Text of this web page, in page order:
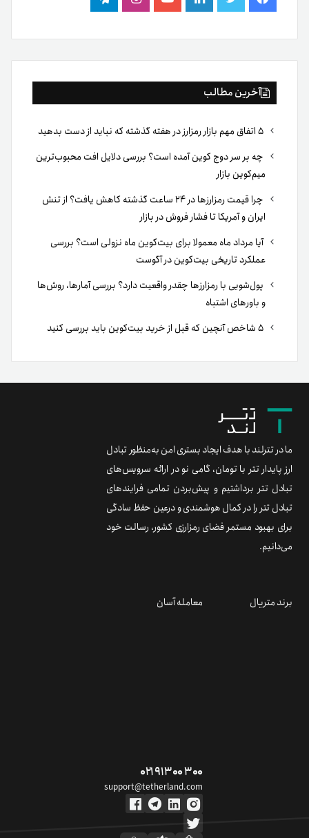
فیس
بوک
توییتر لینکدینیوتیوباینستاگرام
تلگرام
آخرین مطالب
چه بر سر دوج کوین آمده است؟ بررسی دلایل افت محبوب‌ترین
میم‌کوین بازار
چرا قیمت رمزارزها در ۲۴ ساعت گذشته کاهش یافت؟ از تنش
ایران و آمریکا تا فشار فروش در بازار
آیا مرداد ماه معمولا برای بیت‌کوین ماه نزولی است؟ بررسی
عملکرد تاریخی بیت‌کوین در آگوست
پول‌شویی با رمزارزها چقدر واقعیت دارد؟ بررسی آمارها، روش‌ها
و باورهای اشتباه
ما در تترلند با هدف ایجاد بستری امن به‌منظور تبادل
ارز پایدار تتر با تومان، گامی نو در ارائه سرویس‌های
تبادل تتر برداشتیم و پیش‌بردن تمامی فرایندهای
تبادل تتر را در کمال هوشمندی و درعین حفظ سادگی
برای بهبود مستمر فضای رمزارزی کشور، رسالت خود
می‌دانیم.
برند متریال معامله آسان
۰۲۱ ۹۱ ۳۰۰ ۳۰۰
support@tetherland.com